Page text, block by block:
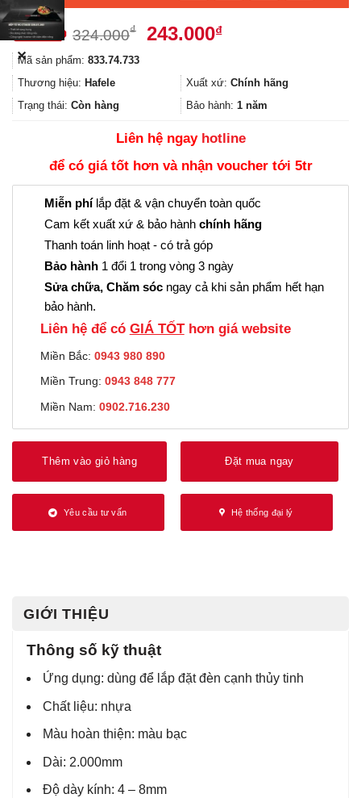
324.000₫
Giá
324.000₫.
243.000₫Giá
là:
243.000₫.
Mã sản phẩm: 833.74.733
Thương hiệu: Hafele Xuất xứ: Chính hãng
Trạng thái: Còn hàng Bảo hành: 1 năm
Liên hệ ngay hotline
để có giá tốt hơn và nhận voucher tới 5tr
Miễn phílắp đặt & vận chuyển toàn quốc
Cam kết xuất xứ & bảo hành chính hãng
Thanh toán linh hoạt - có trả góp
Bảo hành 1 đổi 1 trong vòng 3 ngày
Sửa chữa, Chăm sóc ngay cả khi sản phẩm hết hạn
bảo hành.
Liên hệ để có GIÁ TỐThơn giá website
Miền Bắc: 0943 980 890
Miền Trung: 0943 848 777
Miền Nam: 0902.716.230
Thêm vào giỏ hàng Đặt mua ngay
Yêu cầu tư vấn Hệ thống đại lý
GIỚI THIỆU
Thông số kỹ thuật
Ứng dụng: dùng để lắp đặt đèn cạnh thủy tinh
Chất liệu: nhựa
Màu hoàn thiện: màu bạc
Dài: 2.000mm
Độ dày kính: 4 – 8mm
✕